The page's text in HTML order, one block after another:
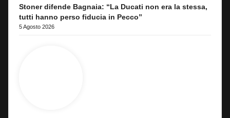
Stoner difende Bagnaia: “La Ducati non era la stessa,
tutti hanno perso fiducia in Pecco”
5 Agosto 2026